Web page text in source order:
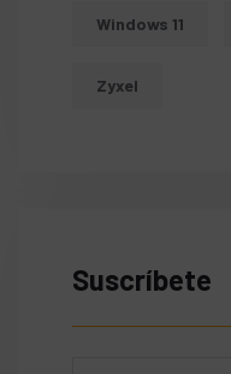
Windows 11
Zyxel
Suscríbete